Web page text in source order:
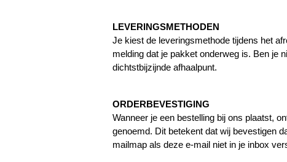
LEVERINGSMETHODEN
Je kiest de leveringsmethode tijdens het
melding dat je pakket onderweg is. Ben je
dichtstbijzijnde afhaalpunt.
ORDERBEVESTIGING
Wanneer je een bestelling bij ons plaatst,
genoemd. Dit betekent dat wij bevestigen
mailmap als deze e-mail niet in je inbox